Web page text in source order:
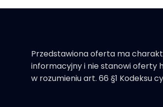
Przedstawiona oferta ma
informacyjny i nie stanowi oferty
w rozumieniu art. 66 §1 Kodeksu